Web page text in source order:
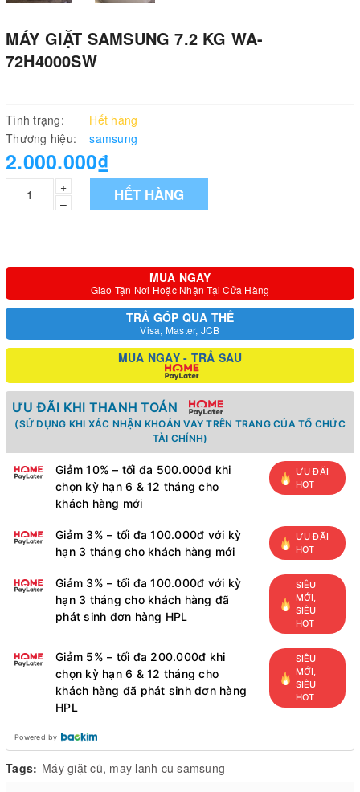
MÁY GIẶT SAMSUNG 7.2 KG WA-
72H4000SW
Tình trạng:
Hết hàng
Thương hiệu:
samsung
2.000.000₫
+
–
HẾT HÀNG
MUA NGAY
Giao Tận Nơi Hoặc Nhận Tại Cửa Hàng
TRẢ GÓP QUA THẺ
Visa, Master, JCB
MUA NGAY - TRẢ SAU
ƯU ĐÃI KHI THANH TOÁN
(SỬ DỤNG KHI XÁC NHẬN KHOẢN VAY TRÊN TRANG CỦA TỔ CHỨC
TÀI CHÍNH)
Giảm 10% – tối đa 500.000đ khi
chọn kỳ hạn 6 & 12 tháng cho
khách hàng mới
ƯU ĐÃI
HOT
Giảm 3% – tối đa 100.000đ với kỳ
hạn 3 tháng cho khách hàng mới
ƯU ĐÃI
HOT
Giảm 3% – tối đa 100.000đ với kỳ
hạn 3 tháng cho khách hàng đã
phát sinh đơn hàng HPL
SIÊU
MỚI,
SIÊU
HOT
Giảm 5% – tối đa 200.000đ khi
chọn kỳ hạn 6 & 12 tháng cho
khách hàng đã phát sinh đơn hàng
HPL
SIÊU
MỚI,
SIÊU
HOT
Powered by
Tags: Máy giặt cũ, may lanh cu samsung